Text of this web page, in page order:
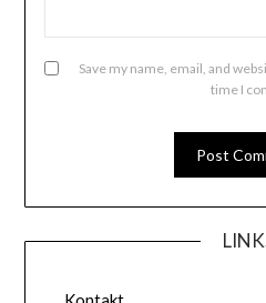
Save my name, email, and
time I